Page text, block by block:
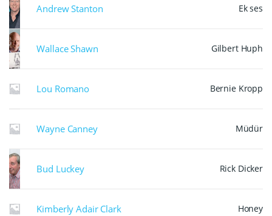
Andrew Stanton Ek ses
Wallace Shawn Gilbert Huph
Lou Romano Bernie Kropp
Wayne Canney Müdür
Bud Luckey Rick Dicker
Kimberly Adair Clark Honey